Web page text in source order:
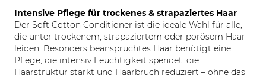
Intensive Pflege für trockenes & strapaziertes Haar
Der Soft Cotton Conditioner ist die ideale Wahl für alle,
die unter trockenem, strapaziertem oder porösem Haar
leiden. Besonders beanspruchtes Haar benötigt eine
Pflege, die intensiv Feuchtigkeit spendet, die
Haarstruktur stärkt und Haarbruch reduziert – ohne das